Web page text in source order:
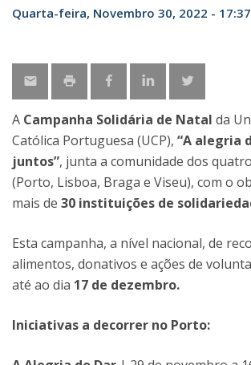
Quarta-feira, Novembro 30, 2022 - 17:37
A Campanha Solidária de Natal da
Católica Portuguesa (UCP), “A alegria
juntos”, junta a comunidade dos quatro
(Porto, Lisboa, Braga e Viseu), com o
mais de 30 instituições de
Esta campanha, a nível nacional, de
alimentos, donativos e ações de
até ao dia 17 de dezembro.
Iniciativas a decorrer no Porto: